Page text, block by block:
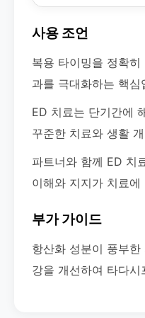
사용 조언
복용 타이밍을 정확
과를 극대화하는 핵심
ED 치료는 단기간에
꾸준한 치료와 생활
파트너와 함께 ED 치
이해와 지지가 치료
부가 가이드
항산화 성분이 풍부
강을 개선하여 타다